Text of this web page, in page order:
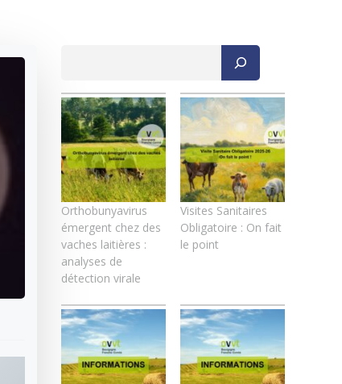
Orthobunyavirus
émergent chez des
vaches laitières :
analyses de
détection virale
Visites Sanitaires
Obligatoire : On fait
le point